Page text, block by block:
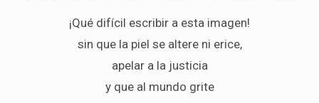
¡Qué difícil escribir a esta imagen!
sin que la piel se altere ni erice,
apelar a la justicia
y que al mundo grite